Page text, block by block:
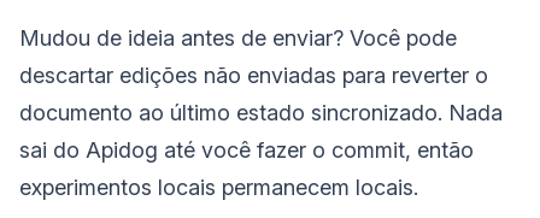
Mudou de ideia antes de enviar? Você pode
descartar edições não enviadas para reverter o
documento ao último estado sincronizado. Nada
sai do Apidog até você fazer o commit, então
experimentos locais permanecem locais.